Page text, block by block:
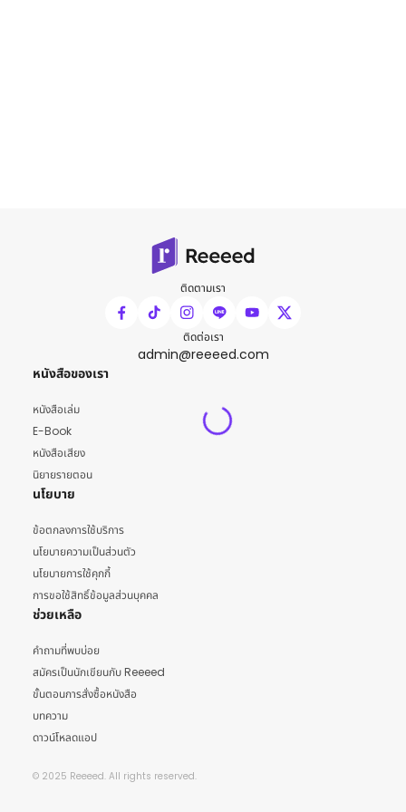
ติดตามเรา
ติดต่อเรา
admin@reeeed.com
หนังสือของเรา
หนังสือเล่ม
E-Book
หนังสือเสียง
นิยายรายตอน
นโยบาย
ข้อตกลงการใช้บริการ
นโยบายความเป็นส่วนตัว
นโยบายการใช้คุกกี้
การขอใช้สิทธิ์ข้อมูลส่วนบุคคล
ช่วยเหลือ
คำถามที่พบบ่อย
สมัครเป็นนักเขียนกับ Reeeed
ขั้นตอนการสั่งซื้อหนังสือ
บทความ
ดาวน์โหลดแอป
© 2025 Reeeed. All rights reserved.